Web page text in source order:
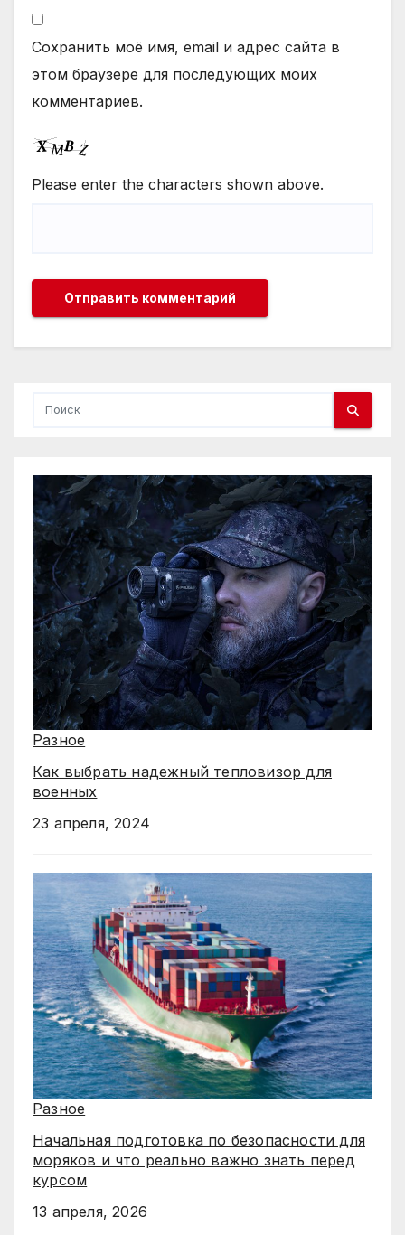
Сохранить моё имя, email и адрес сайта в
этом браузере для последующих моих
комментариев.
Please enter the characters shown above.
Разное
Как выбрать надежный тепловизор для
военных
23 апреля, 2024
Разное
Начальная подготовка по безопасности для
моряков и что реально важно знать перед
курсом
13 апреля, 2026